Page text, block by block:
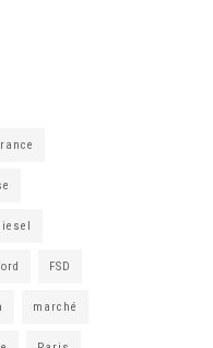
FSD
marché